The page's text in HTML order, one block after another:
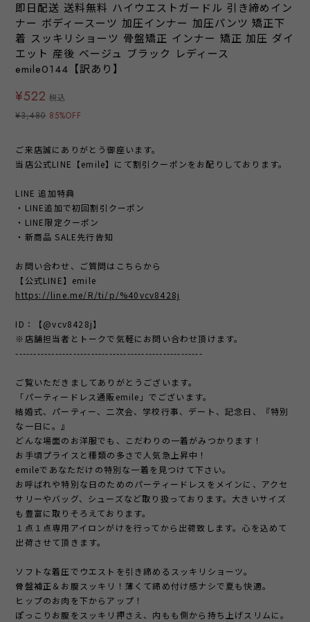
即日配送 送料無料 ハイウエストガードル 引き締めイン
ナー ボディースーツ 加圧インナー 加圧パンツ 矯正下
着 スッキリショーツ 骨盤矯正 インナー 矯正 加圧 ダイ
エット 産後 ベージュ ブラック レディース
emile0144【訳あり】
¥522 税込
¥3,480 85%OFF
ご来店誠にありがとう御座います。
当店公式LINE【emile】にて割引クーポンをお配りしております。
LINE 追加特典
・LINE追加で初回割引クーポン
・LINE限定クーポン
・新商品 SALE先行告知
お問い合わせ、ご質問はこちらから
【公式LINE】emile
https://line.me/R/ti/p/%40vcv8428j
ID：【@vcv8428j】
※店舗担当者とトークで気軽にお問い合わせ頂けます。
----------------------------------------------------
ご覧いただきましてありがとうございます。
「パーティードレス通販emile」でございます。
結婚式、パーティー、二次会、学校行事、デート、記念日、『特別
な一日に。』
どんな場面のお洋服でも、こだわりの一着がみつかります！
お手頃プライスと種類の多さで人気急上昇中！
emileであなただけの特別な一着を見つけて下さい。
お呼ばれや特別な日のためのパーティードレスをメインに、アクセ
サリーやバッグ、シューズなど取り扱っております。大きいサイズ
も豊富に取りそろえております。
１点１点専用アイロンがけを行ってから出荷致します。心を込めて
出荷させて頂きます。
ソフトな着圧でウエストを引き締めるスッキリショーツ。
骨盤補正＆お腹スッキリ！薄くて締め付け感ナシで夏も快適。
ヒップのお肉を下からアップ！
ぽっこりお腹をスッキリ押さえ、内もも側から持ち上げスリムに。